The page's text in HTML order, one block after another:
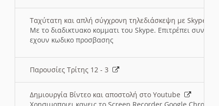
Ταχύτατη και απλή σύγχρονη τηλεδιάσκεψη με Skype
Με το διαδικτυακο κομματι του Skype. Επιτρέπει
εχουν κωδικο προσβασης
Παρουσίες Τρίτης 12 - 3
Δημιουργία Βίντεο και αποστολή στο Youtube